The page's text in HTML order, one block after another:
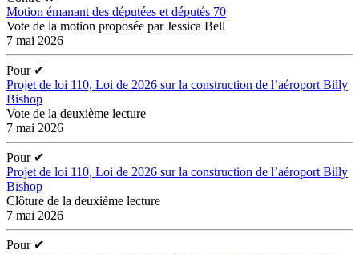
Motion émanant des députées et députés 70
Vote de la motion proposée par Jessica Bell
7 mai 2026
Pour ✔
Projet de loi 110, Loi de 2026 sur la construction de l’aéroport Billy
Bishop
Vote de la deuxième lecture
7 mai 2026
Pour ✔
Projet de loi 110, Loi de 2026 sur la construction de l’aéroport Billy
Bishop
Clôture de la deuxième lecture
7 mai 2026
Pour ✔